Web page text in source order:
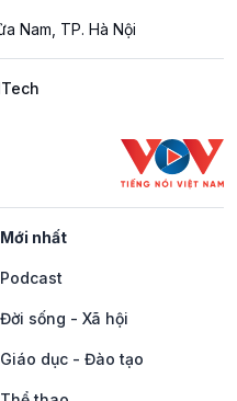
Nam, TP. Hà Nội
Mới nhất
Podcast
Đời sống - Xã hội
Giáo dục - Đào tạo